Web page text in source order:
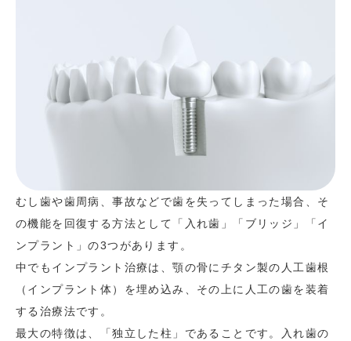
むし歯や歯周病、事故などで歯を失ってしまった場合、そ
の機能を回復する方法として「入れ歯」「ブリッジ」「イ
ンプラント」の3つがあります。
中でもインプラント治療は、顎の骨にチタン製の人工歯根
（インプラント体）を埋め込み、その上に人工の歯を装着
する治療法です。
最大の特徴は、「独立した柱」であることです。入れ歯の